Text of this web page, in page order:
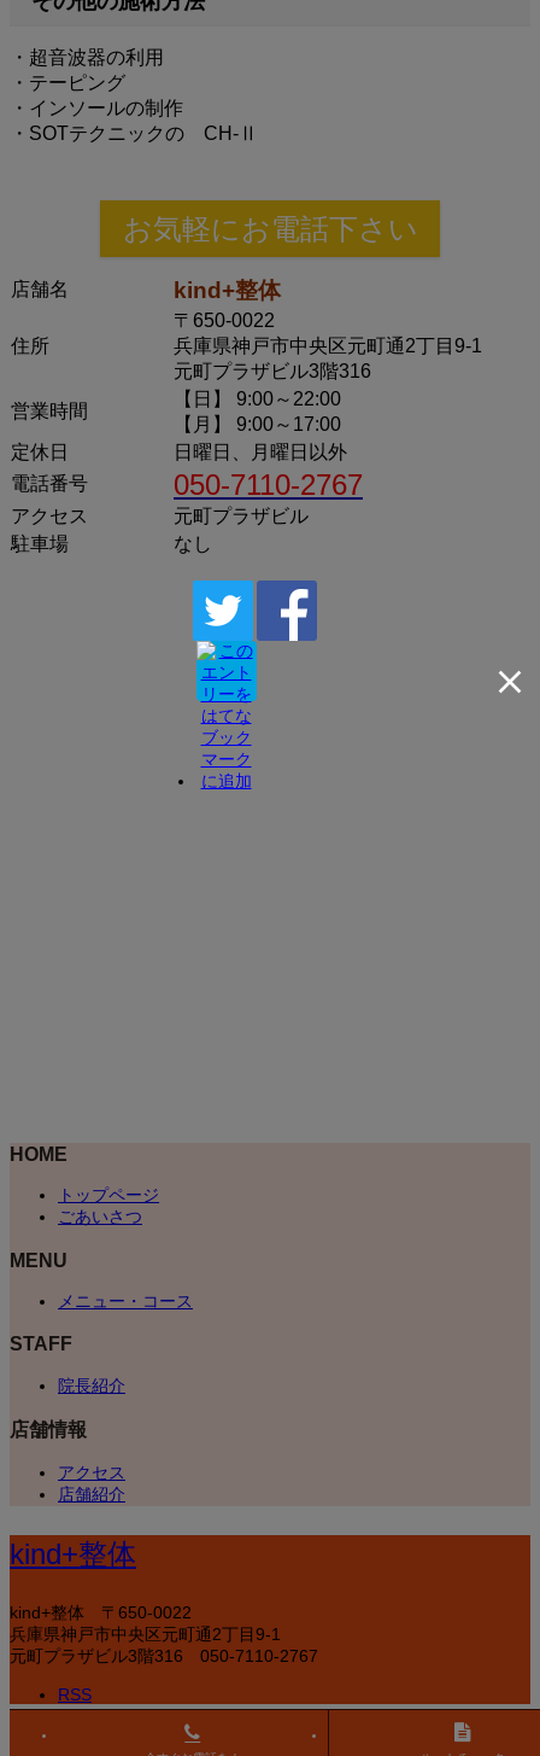
・超音波器の利用
・テーピング
・インソールの制作
・SOTテクニックの CH-Ⅱ
お気軽にお電話下さい
店舗名 kind+整体
住所
〒650-0022
兵庫県神戸市中央区元町通2丁目9-1
元町プラザビル3階316
営業時間
【日】 9:00～22:00
【月】 9:00～17:00
定休日
日曜日、月曜日以外
電話番号
050-7110-2767
アクセス
元町プラザビル
駐車場
なし
HOME
トップページ
ごあいさつ
MENU
メニュー・コース
STAFF
院長紹介
店舗情報
アクセス
店舗紹介
kind+整体
kind+整体
〒650-0022
兵庫県神戸市中央区元町通2丁目9-1
元町プラザビル3階316
050-7110-2767
RSS
Copyright
. All Rights Reserved.